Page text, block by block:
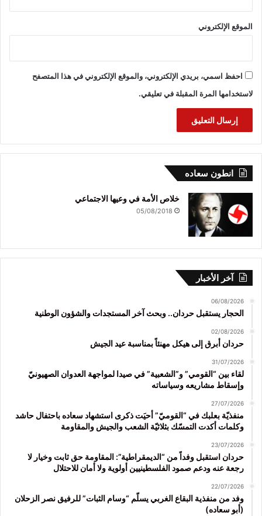
الموقع الإلكتروني
احفظ اسمي، بريدي الإلكتروني، والموقع الإلكتروني في هذا المتصفح
لاستخدامها المرة المقبلة في تعليقي.
انطون سعاده
خلاص الأمة في وعيها الاجتماعي
05/08/2018
آخر الأخبار
06/08/2026
الحجار يستقبل حردان.. وبحث آخر المستجدات والشؤون الوطنية
02/08/2026
حردان أبرق إلى هيكل مهنئاً بمناسبة عيد الجيش
31/07/2026
لقاء بين “القومي” و”الشعبية” في صيدا لمواجهة العدوان الصهيونيّ
وإسقاط مشاريعه وسياساته
27/07/2026
منفذيّة بعلبك في “القوميّ” أحيَت ذكرى استشهاد سعاده باحتفال حاشد
وكلمات أكدت التمسّك بثلاثيّة الشعب والجيش والمقاومة
23/07/2026
حردان استقبل وفداً من “الديمقراطية”: المقاومة حق ثابت وخيار لا
رجعة عنه ودعم صمود الفلسطينيين أولوية ولا أمان للاحتلال
22/07/2026
وفد من منفذية البقاع الغربي يسلّم “وسام الثبات” للرفيق نصر الزحلان
(أبو سعاده)